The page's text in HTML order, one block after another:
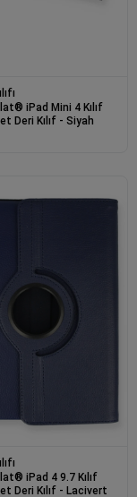
4 Kılıf
Deri Kılıf - Siyah
9.7 Kılıf
Deri Kılıf - Lacivert